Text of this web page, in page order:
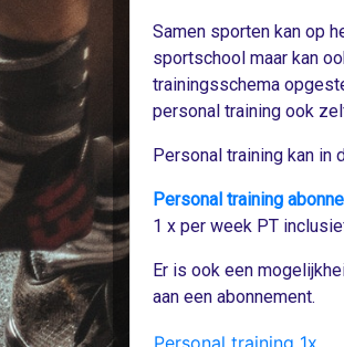
Samen sporten kan op
sportschool maar kan
trainingsschema
personal training ook
Personal training kan in
Personal training
1 x per week PT
Er is ook een
aan een abonnement.